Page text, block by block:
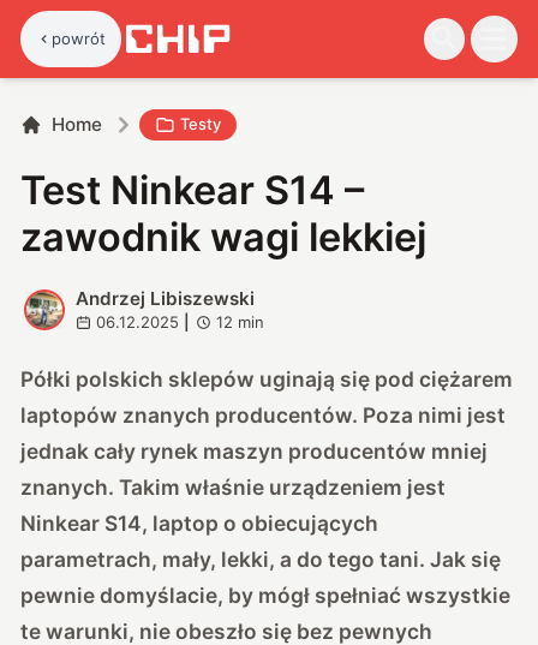
powrót
Home Testy
Test Ninkear S14 –
zawodnik wagi lekkiej
A
Andrzej Libiszewski
06.12.2025 12 min
Półki polskich sklepów uginają się pod ciężarem
laptopów znanych producentów. Poza nimi jest
jednak cały rynek maszyn producentów mniej
znanych. Takim właśnie urządzeniem jest
Ninkear S14, laptop o obiecujących
parametrach, mały, lekki, a do tego tani. Jak się
pewnie domyślacie, by mógł spełniać wszystkie
te warunki, nie obeszło się bez pewnych